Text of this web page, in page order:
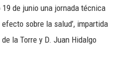
de junio una jornada técnica
sobre la salud’, impartida
la Torre y D. Juan Hidalgo